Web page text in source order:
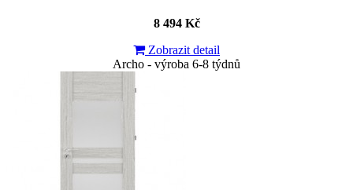
8 494 Kč
Zobrazit detail
Archo - výroba 6-8 týdnů